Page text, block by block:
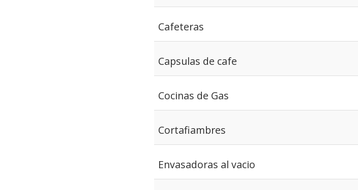
Cafeteras
Capsulas de cafe
Cocinas de Gas
Cortafiambres
Envasadoras al vacio